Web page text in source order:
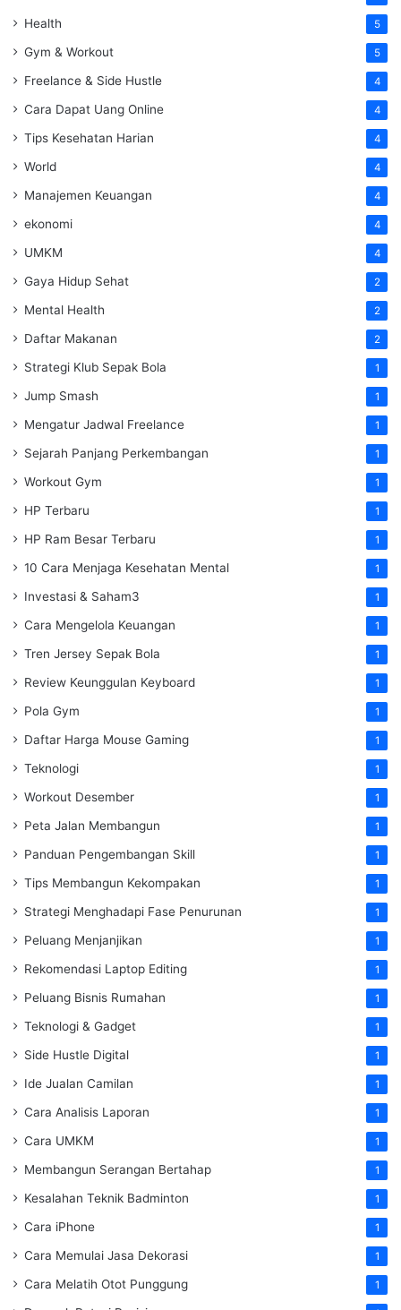
Health 5
Gym & Workout 5
Freelance & Side Hustle 4
Cara Dapat Uang Online 4
Tips Kesehatan Harian 4
World 4
Manajemen Keuangan 4
ekonomi 4
UMKM 4
Gaya Hidup Sehat 2
Mental Health 2
Daftar Makanan 2
Strategi Klub Sepak Bola 1
Jump Smash 1
Mengatur Jadwal Freelance 1
Sejarah Panjang Perkembangan 1
Workout Gym 1
HP Terbaru 1
HP Ram Besar Terbaru 1
10 Cara Menjaga Kesehatan Mental 1
Investasi & Saham3 1
Cara Mengelola Keuangan 1
Tren Jersey Sepak Bola 1
Review Keunggulan Keyboard 1
Pola Gym 1
Daftar Harga Mouse Gaming 1
Teknologi 1
Workout Desember 1
Peta Jalan Membangun 1
Panduan Pengembangan Skill 1
Tips Membangun Kekompakan 1
Strategi Menghadapi Fase Penurunan 1
Peluang Menjanjikan 1
Rekomendasi Laptop Editing 1
Peluang Bisnis Rumahan 1
Teknologi & Gadget 1
Side Hustle Digital 1
Ide Jualan Camilan 1
Cara Analisis Laporan 1
Cara UMKM 1
Membangun Serangan Bertahap 1
Kesalahan Teknik Badminton 1
Cara iPhone 1
Cara Memulai Jasa Dekorasi 1
Cara Melatih Otot Punggung 1